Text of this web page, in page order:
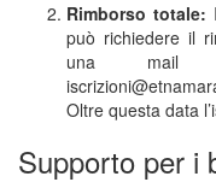
Rimborso totale:
può richiedere il
una mail
Oltre questa data
Supporto per i